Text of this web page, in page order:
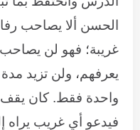
الحسن ألا يصاحب
غريبة؛ فهو لن يصاحب
يعرفهم، ولن تزيد
واحدة فقط. كان
فيدعو أي غريب يراه